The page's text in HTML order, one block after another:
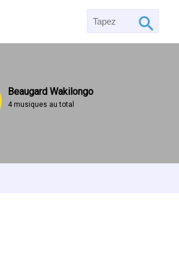
Beaugard Wakilongo
4 musiques au total